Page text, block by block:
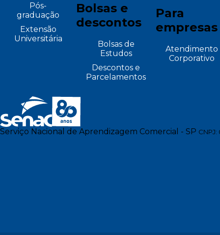
Pós-
graduação
Extensão
Universitária
Bolsas e
descontos
Bolsas de
Estudos
Descontos e
Parcelamentos
Para
empresas
Atendimento
Corporativo
Serviço Nacional de Aprendizagem Comercial - SP